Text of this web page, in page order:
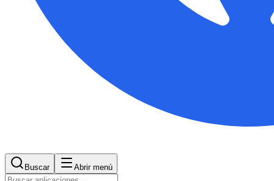
Buscar Abrir menú